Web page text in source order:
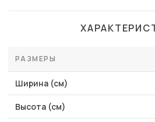
РАЗМЕРЫ
Ширина (см)
Высота (см)